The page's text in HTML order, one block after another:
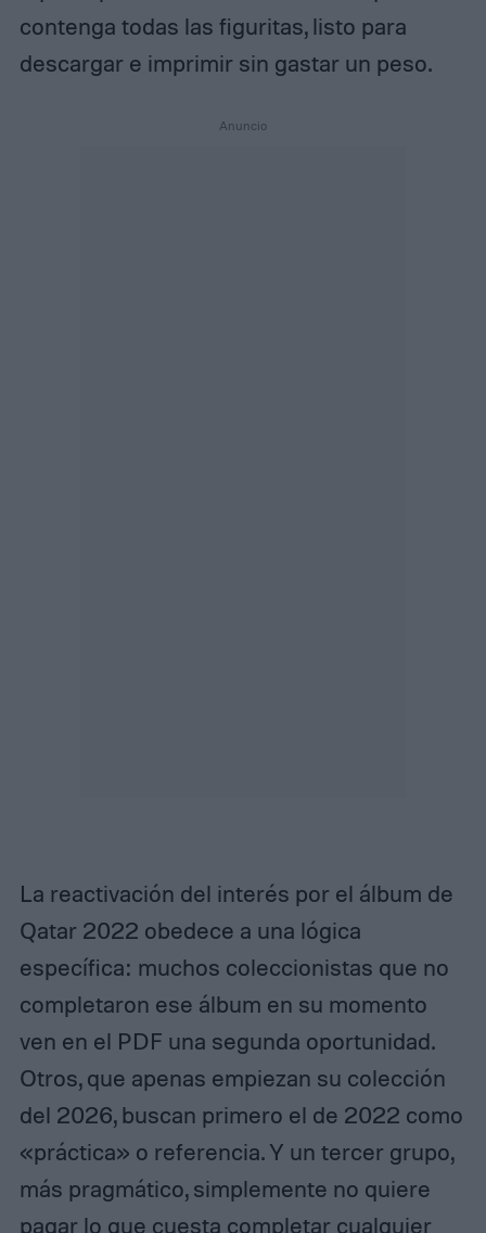
contenga todas las figuritas, listo para
descargar e imprimir sin gastar un peso.
La reactivación del interés por el álbum de
Qatar 2022 obedece a una lógica
específica: muchos coleccionistas que no
completaron ese álbum en su momento
ven en el PDF una segunda oportunidad.
Otros, que apenas empiezan su colección
del 2026, buscan primero el de 2022 como
«práctica» o referencia. Y un tercer grupo,
más pragmático, simplemente no quiere
pagar lo que cuesta completar cualquier